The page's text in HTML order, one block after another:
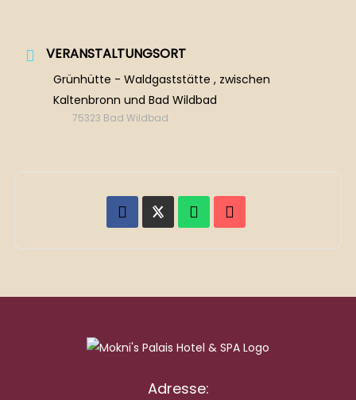
VERANSTALTUNGSORT
Grünhütte - Waldgaststätte , zwischen
Kaltenbronn und Bad Wildbad
75323 Bad Wildbad
Adresse: